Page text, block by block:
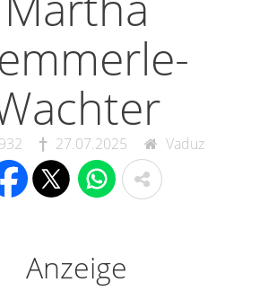
27.07.2025 Vaduz
Anzeige